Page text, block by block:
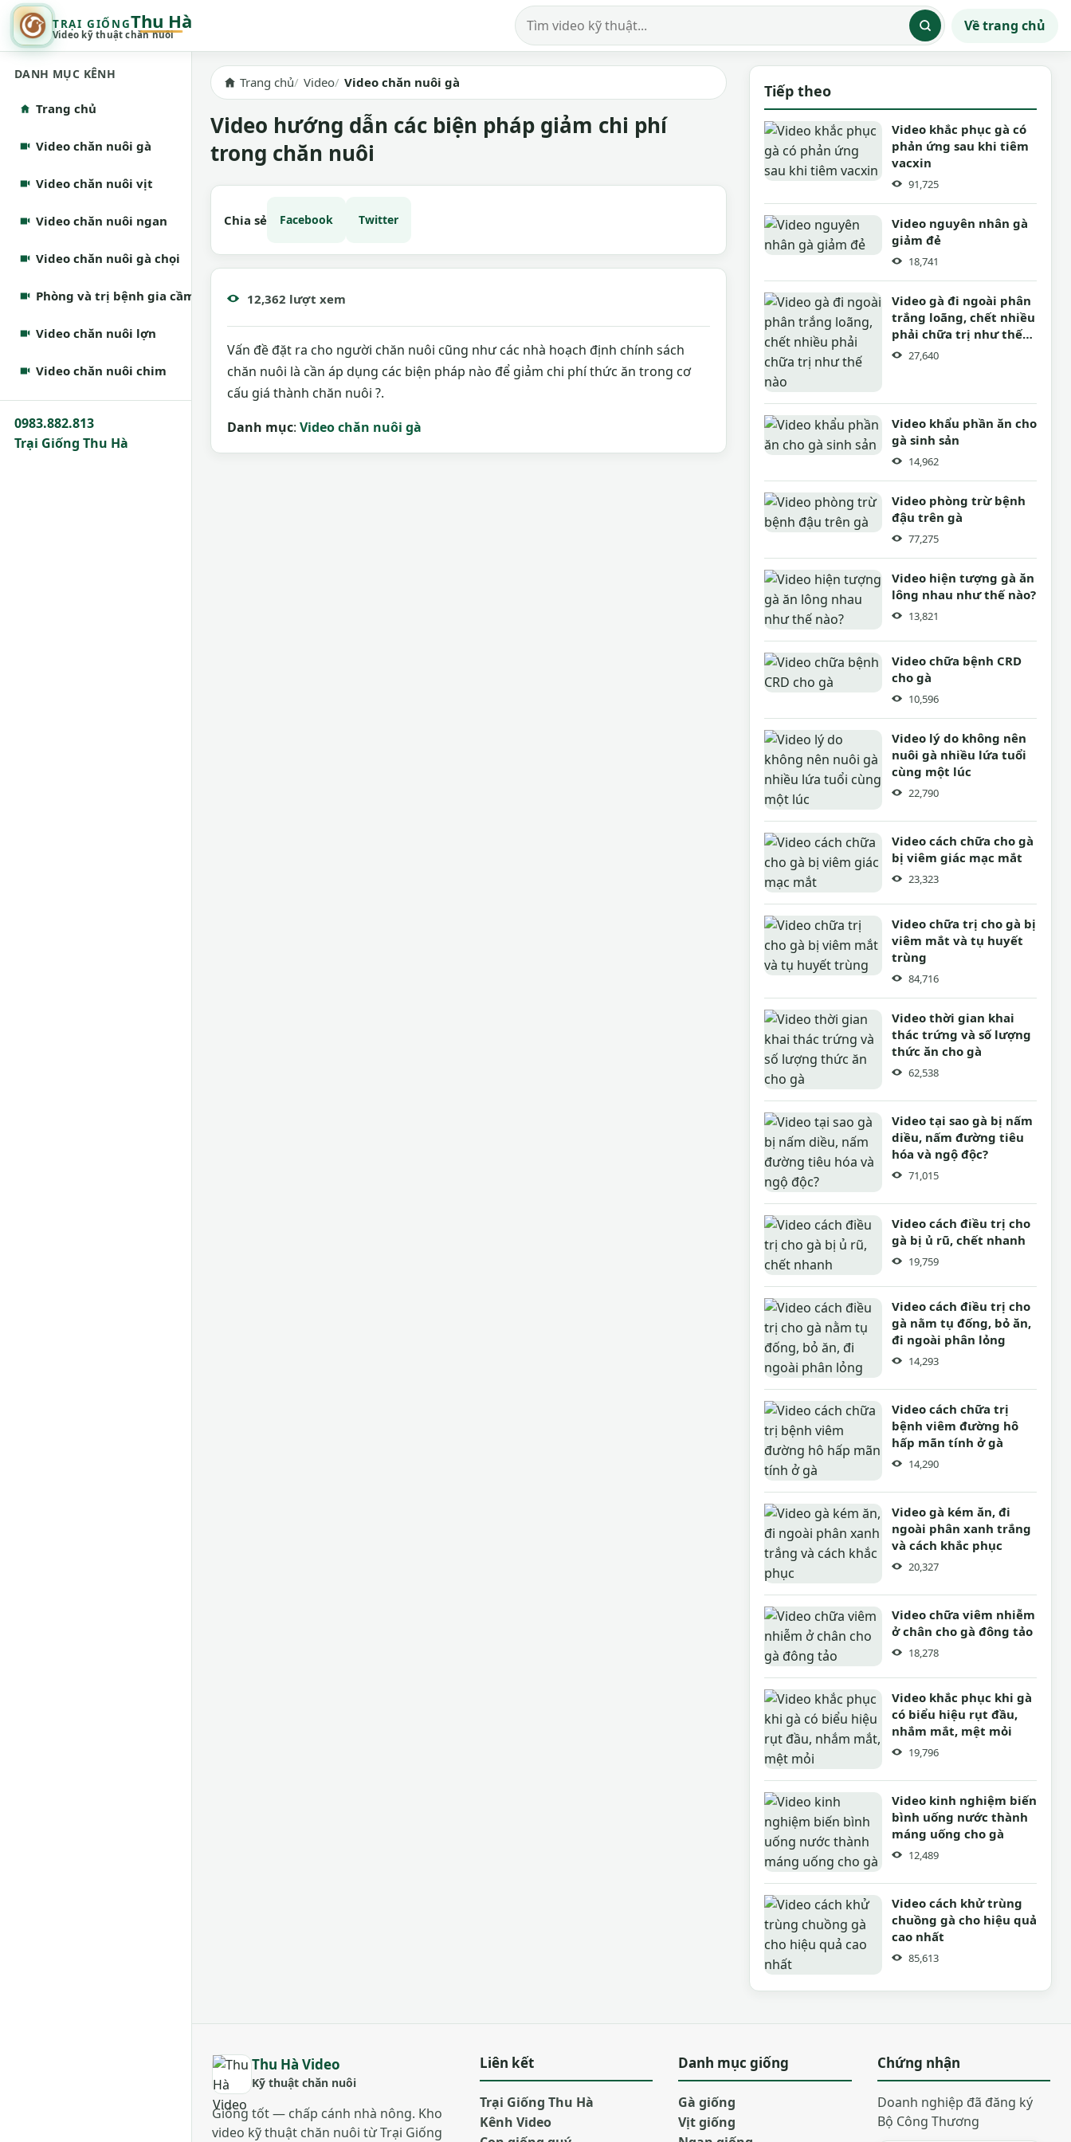
TRẠI GIỐNGThu Hà
Video kỹ thuật chăn nuôi Tìm kiếm video Về trang chủ
DANH MỤC KÊNH
Trang chủ
Video chăn nuôi gà
Video chăn nuôi vịt
Video chăn nuôi ngan
Video chăn nuôi gà chọi
Phòng và trị bệnh gia cầm
Video chăn nuôi lợn
Video chăn nuôi chim
0983.882.813
Trại Giống Thu Hà
Trang chủ Video Video chăn nuôi gà
Video hướng dẫn các biện pháp giảm chi phí
trong chăn nuôi
Chia sẻ Facebook Twitter
12,362 lượt xem
Vấn đề đặt ra cho người chăn nuôi cũng như các nhà hoạch định chính sách
chăn nuôi là cần áp dụng các biện pháp nào để giảm chi phí thức ăn trong cơ
cấu giá thành chăn nuôi ?.
Danh mục: Video chăn nuôi gà
Tiếp theo
Video khắc phục gà có
phản ứng sau khi tiêm
vacxin
91,725
Video nguyên nhân gà
giảm đẻ
18,741
Video gà đi ngoài phân
trắng loãng, chết nhiều
phải chữa trị như thế
nào27,640
Video khẩu phần ăn cho
gà sinh sản
14,962
Video phòng trừ bệnh
đậu trên gà
77,275
Video hiện tượng gà ăn
lông nhau như thế nào?
13,821
Video chữa bệnh CRD
cho gà
10,596
Video lý do không nên
nuôi gà nhiều lứa tuổi
cùng một lúc
22,790
Video cách chữa cho gà
bị viêm giác mạc mắt
23,323
Video chữa trị cho gà bị
viêm mắt và tụ huyết
trùng
84,716
Video thời gian khai
thác trứng và số lượng
thức ăn cho gà
62,538
Video tại sao gà bị nấm
diều, nấm đường tiêu
hóa và ngộ độc?
71,015
Video cách điều trị cho
gà bị ủ rũ, chết nhanh
19,759
Video cách điều trị cho
gà nằm tụ đống, bỏ ăn,
đi ngoài phân lỏng
14,293
Video cách chữa trị
bệnh viêm đường hô
hấp mãn tính ở gà
14,290
Video gà kém ăn, đi
ngoài phân xanh trắng
và cách khắc phục
20,327
Video chữa viêm nhiễm
ở chân cho gà đông tảo
18,278
Video khắc phục khi gà
có biểu hiệu rụt đầu,
nhắm mắt, mệt mỏi
19,796
Video kinh nghiệm biến
bình uống nước thành
máng uống cho gà
12,489
Video cách khử trùng
chuồng gà cho hiệu quả
cao nhất
85,613
Thu Hà Video
Kỹ thuật chăn nuôi
Giống tốt — chấp cánh nhà nông. Kho
video kỹ thuật chăn nuôi từ Trại Giống
Liên kết
Trại Giống Thu Hà
Kênh Video
Danh mục giống
Gà giống
Vịt giống
Chứng nhận
Doanh nghiệp đã đăng ký
Bộ Công Thương